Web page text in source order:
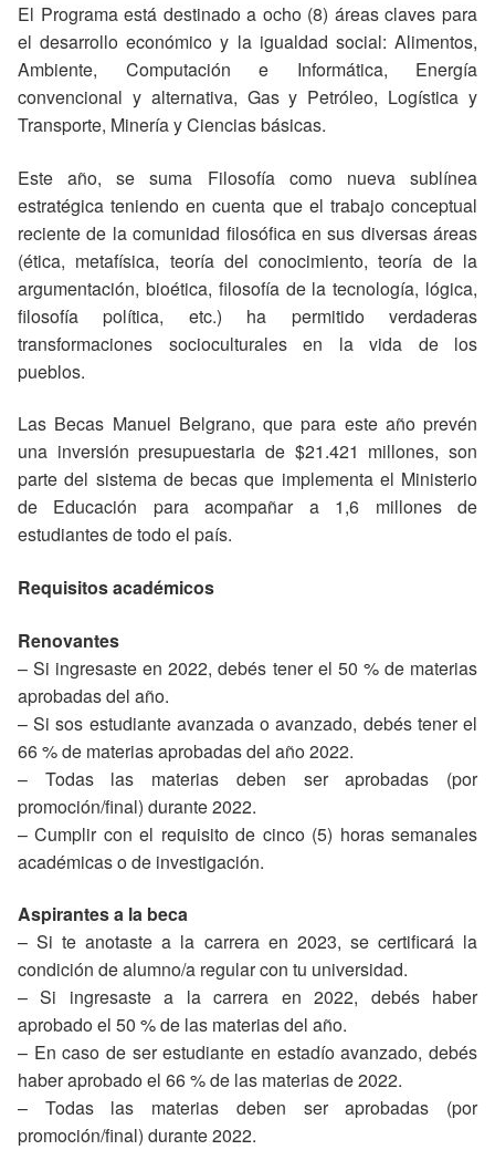
El Programa está destinado a ocho (8) áreas claves para
el desarrollo económico y la igualdad social: Alimentos,
Ambiente, Computación e Informática, Energía
convencional y alternativa, Gas y Petróleo, Logística y
Transporte, Minería y Ciencias básicas.
Este año, se suma Filosofía como nueva sublínea
estratégica teniendo en cuenta que el trabajo conceptual
reciente de la comunidad filosófica en sus diversas áreas
(ética, metafísica, teoría del conocimiento, teoría de la
argumentación, bioética, filosofía de la tecnología, lógica,
filosofía política, etc.) ha permitido verdaderas
transformaciones socioculturales en la vida de los
pueblos.
Las Becas Manuel Belgrano, que para este año prevén
una inversión presupuestaria de $21.421 millones, son
parte del sistema de becas que implementa el Ministerio
de Educación para acompañar a 1,6 millones de
estudiantes de todo el país.
Requisitos académicos
Renovantes
– Si ingresaste en 2022, debés tener el 50 % de materias
aprobadas del año.
– Si sos estudiante avanzada o avanzado, debés tener el
66 % de materias aprobadas del año 2022.
– Todas las materias deben ser aprobadas (por
promoción/final) durante 2022.
– Cumplir con el requisito de cinco (5) horas semanales
académicas o de investigación.
Aspirantes a la beca
– Si te anotaste a la carrera en 2023, se certificará la
condición de alumno/a regular con tu universidad.
– Si ingresaste a la carrera en 2022, debés haber
aprobado el 50 % de las materias del año.
– En caso de ser estudiante en estadío avanzado, debés
haber aprobado el 66 % de las materias de 2022.
– Todas las materias deben ser aprobadas (por
promoción/final) durante 2022.